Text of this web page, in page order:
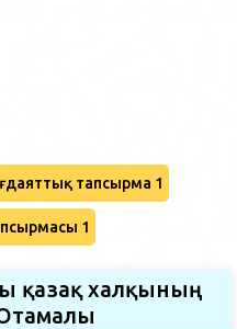
тапсырма 1
1
қазақ халқының